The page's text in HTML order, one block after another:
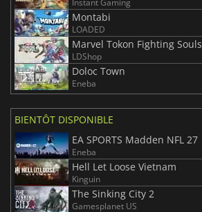
Instant Gaming
Montabi
LOADED
Marvel Tokon Fighting Souls
LDShop
Doloc Town
Eneba
BIENTÔT DISPONIBLE
EA SPORTS Madden NFL 27
Eneba
Hell Let Loose Vietnam
Kinguin
The Sinking City 2
Gamesplanet US